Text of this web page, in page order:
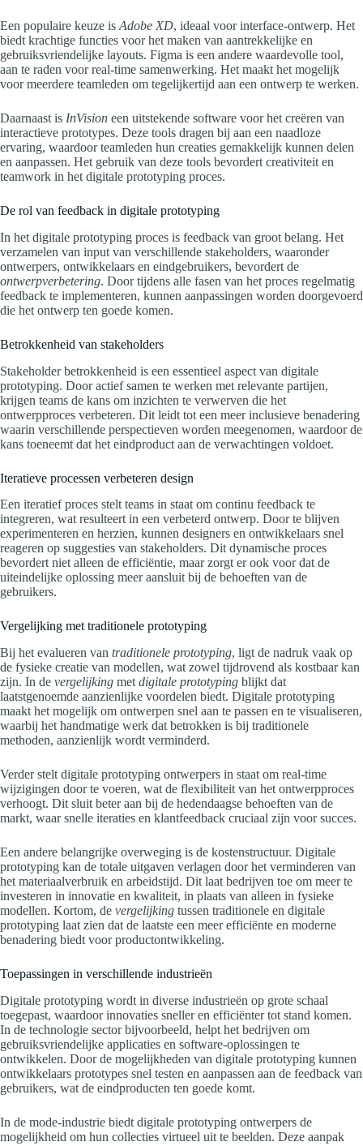
Een populaire keuze is Adobe XD, ideaal voor interface-ontwerp. Het
biedt krachtige functies voor het maken van aantrekkelijke en
gebruiksvriendelijke layouts. Figma is een andere waardevolle tool,
aan te raden voor real-time samenwerking. Het maakt het mogelijk
voor meerdere teamleden om tegelijkertijd aan een ontwerp te werken.
Daarnaast is InVision een uitstekende software voor het creëren van
interactieve prototypes. Deze tools dragen bij aan een naadloze
ervaring, waardoor teamleden hun creaties gemakkelijk kunnen delen
en aanpassen. Het gebruik van deze tools bevordert creativiteit en
teamwork in het digitale prototyping proces.
De rol van feedback in digitale prototyping
In het digitale prototyping proces is feedback van groot belang. Het
verzamelen van input van verschillende stakeholders, waaronder
ontwerpers, ontwikkelaars en eindgebruikers, bevordert de
ontwerpverbetering. Door tijdens alle fasen van het proces regelmatig
feedback te implementeren, kunnen aanpassingen worden doorgevoerd
die het ontwerp ten goede komen.
Betrokkenheid van stakeholders
Stakeholder betrokkenheid is een essentieel aspect van digitale
prototyping. Door actief samen te werken met relevante partijen,
krijgen teams de kans om inzichten te verwerven die het
ontwerpproces verbeteren. Dit leidt tot een meer inclusieve benadering
waarin verschillende perspectieven worden meegenomen, waardoor de
kans toeneemt dat het eindproduct aan de verwachtingen voldoet.
Iteratieve processen verbeteren design
Een iteratief proces stelt teams in staat om continu feedback te
integreren, wat resulteert in een verbeterd ontwerp. Door te blijven
experimenteren en herzien, kunnen designers en ontwikkelaars snel
reageren op suggesties van stakeholders. Dit dynamische proces
bevordert niet alleen de efficiëntie, maar zorgt er ook voor dat de
uiteindelijke oplossing meer aansluit bij de behoeften van de
gebruikers.
Vergelijking met traditionele prototyping
Bij het evalueren van traditionele prototyping, ligt de nadruk vaak op
de fysieke creatie van modellen, wat zowel tijdrovend als kostbaar kan
zijn. In de vergelijking met digitale prototyping blijkt dat
laatstgenoemde aanzienlijke voordelen biedt. Digitale prototyping
maakt het mogelijk om ontwerpen snel aan te passen en te visualiseren,
waarbij het handmatige werk dat betrokken is bij traditionele
methoden, aanzienlijk wordt verminderd.
Verder stelt digitale prototyping ontwerpers in staat om real-time
wijzigingen door te voeren, wat de flexibiliteit van het ontwerpproces
verhoogt. Dit sluit beter aan bij de hedendaagse behoeften van de
markt, waar snelle iteraties en klantfeedback cruciaal zijn voor succes.
Een andere belangrijke overweging is de kostenstructuur. Digitale
prototyping kan de totale uitgaven verlagen door het verminderen van
het materiaalverbruik en arbeidstijd. Dit laat bedrijven toe om meer te
investeren in innovatie en kwaliteit, in plaats van alleen in fysieke
modellen. Kortom, de vergelijking tussen traditionele en digitale
prototyping laat zien dat de laatste een meer efficiënte en moderne
benadering biedt voor productontwikkeling.
Toepassingen in verschillende industrieën
Digitale prototyping wordt in diverse industrieën op grote schaal
toegepast, waardoor innovaties sneller en efficiënter tot stand komen.
In de technologie sector bijvoorbeeld, helpt het bedrijven om
gebruiksvriendelijke applicaties en software-oplossingen te
ontwikkelen. Door de mogelijkheden van digitale prototyping kunnen
ontwikkelaars prototypes snel testen en aanpassen aan de feedback van
gebruikers, wat de eindproducten ten goede komt.
In de mode-industrie biedt digitale prototyping ontwerpers de
mogelijkheid om hun collecties virtueel uit te beelden. Deze aanpak